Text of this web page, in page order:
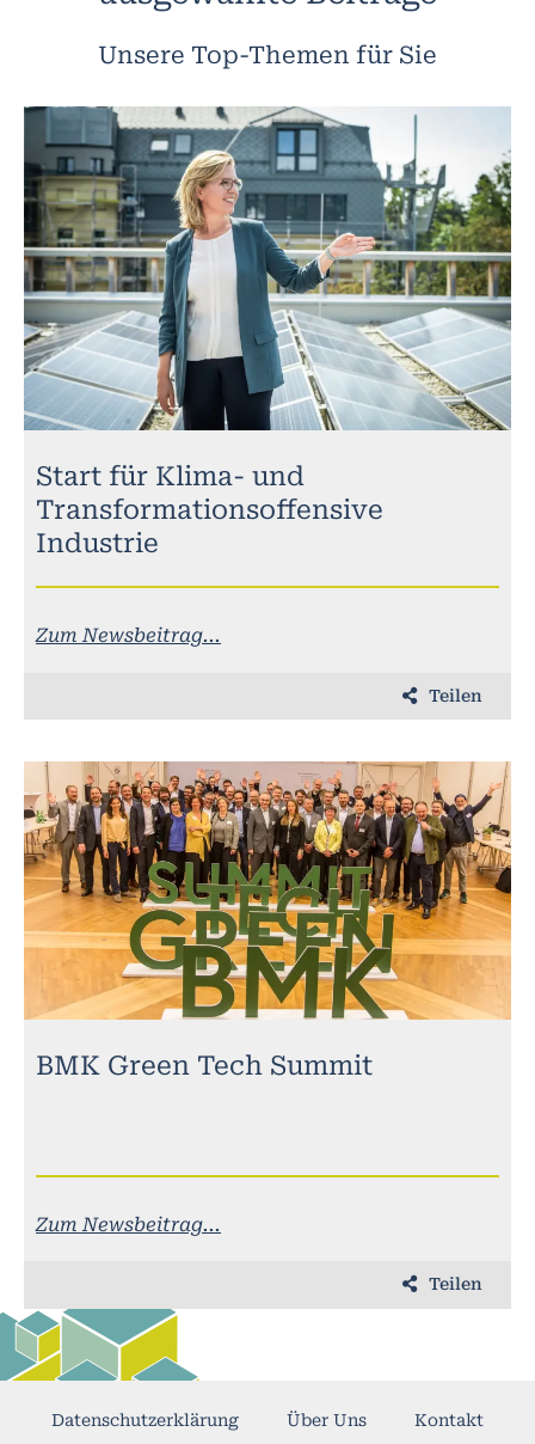
Unsere Top-Themen für Sie
Start für Klima- und
Transformationsoffensive
Industrie
Zum Newsbeitrag...
Teilen
BMK Green Tech Summit
Zum Newsbeitrag...
Teilen
Datenschutzerklärung Über Uns Kontakt